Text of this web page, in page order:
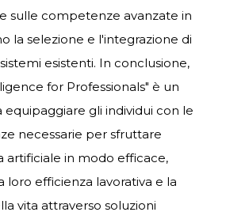
sulle competenze avanzate in
la selezione e l'integrazione di
esistenti. In conclusione,
for Professionals" è un
equipaggiare gli individui con le
necessarie per sfruttare
artificiale in modo efficace,
loro efficienza lavorativa e la
vita attraverso soluzioni